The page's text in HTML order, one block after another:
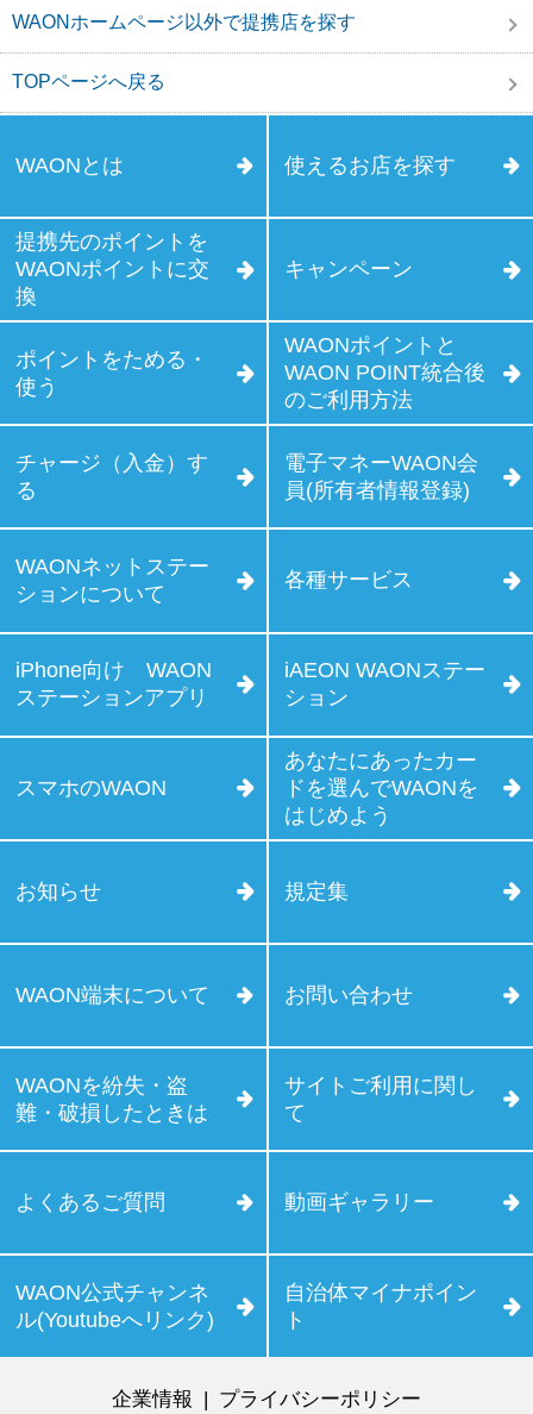
WAONホームページ以外で提携店を探す
TOPページへ戻る